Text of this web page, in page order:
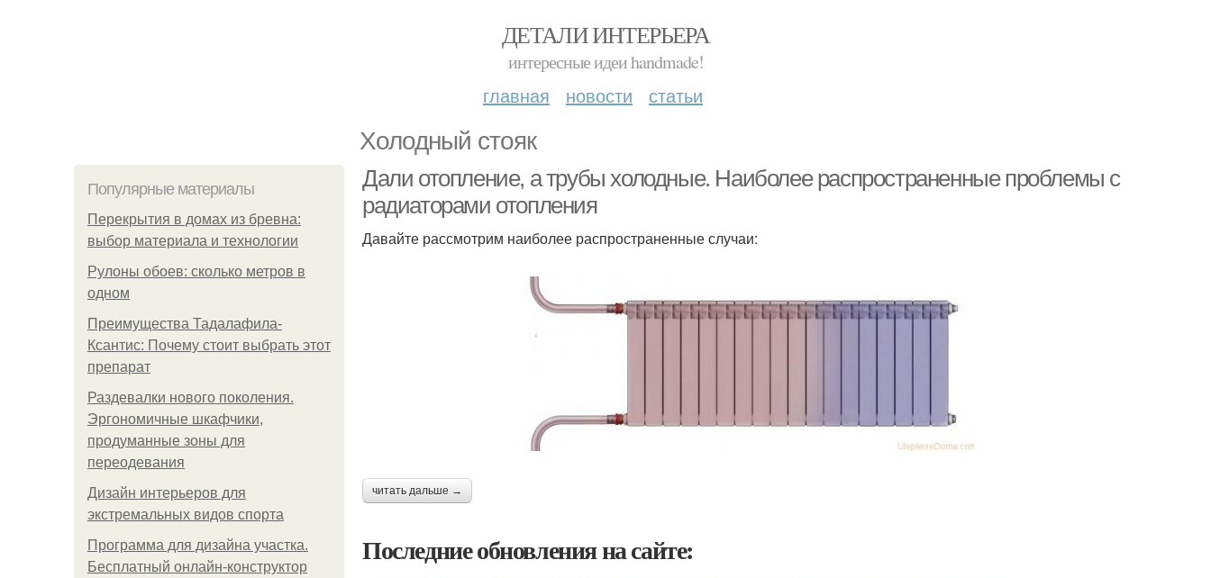
ДЕТАЛИ ИНТЕРЬЕРА
интересные идеи handmade!
главная новости статьи
Холодный стояк
Популярные материалы
Перекрытия в домах из бревна:
выбор материала и технологии
Рулоны обоев: сколько метров в
одном
Преимущества Тадалафила-
Ксантис: Почему стоит выбрать этот
препарат
Раздевалки нового поколения.
Эргономичные шкафчики,
продуманные зоны для
переодевания
Дизайн интерьеров для
экстремальных видов спорта
Программа для дизайна участка.
Бесплатный онлайн-конструктор
Дали отопление, а трубы холодные. Наиболее распространенные проблемы с
радиаторами отопления
Давайте рассмотрим наиболее распространенные случаи:
читать дальше →
Последние обновления на сайте: